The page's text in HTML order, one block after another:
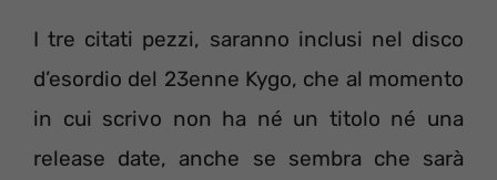
I tre citati pezzi, saranno inclusi nel disco
d’esordio del 23enne Kygo, che al momento
in cui scrivo non ha né un titolo né una
release date, anche se sembra che sarà